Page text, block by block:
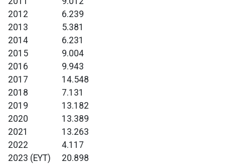
2012
6.239
2013
5.381
2014
6.231
2015
9.004
2016
9.943
2017
14.548
2018
7.131
2019
13.182
2020
13.389
2021
13.263
2022
4.117
2023 (EYT)
20.898